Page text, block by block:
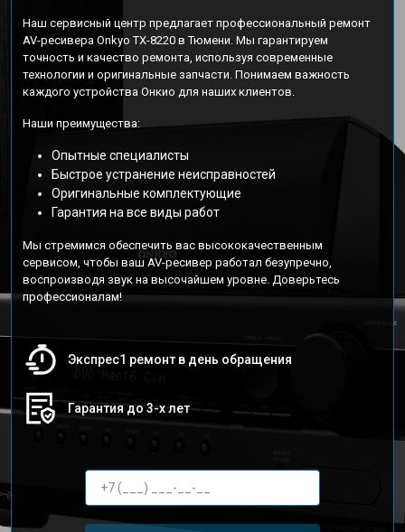
Наш сервисный центр предлагает профессиональный ремонт
AV-ресивера Onkyo TX-8220 в Тюмени. Мы гарантируем
точность и качество ремонта, используя современные
технологии и оригинальные запчасти. Понимаем важность
каждого устройства Онкио для наших клиентов.
Наши преимущества:
Опытные специалисты
Быстрое устранение неисправностей
Оригинальные комплектующие
Гарантия на все виды работ
Мы стремимся обеспечить вас высококачественным
сервисом, чтобы ваш AV-ресивер работал безупречно,
воспроизводя звук на высочайшем уровне. Доверьтесь
профессионалам!
Экспрес1 ремонт в день обращения
Гарантия до 3-х лет